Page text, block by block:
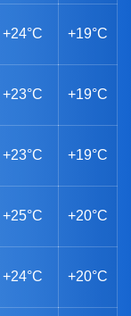
+24°C +19°C
+23°C +19°C
+23°C +19°C
+25°C +20°C
+24°C +20°C